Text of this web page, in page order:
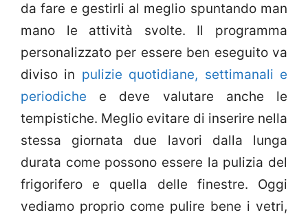
da fare e gestirli al meglio spuntando man
mano le attività svolte. Il programma
personalizzato per essere ben eseguito va
diviso in pulizie quotidiane, settimanali e
periodiche e deve valutare anche le
tempistiche. Meglio evitare di inserire nella
stessa giornata due lavori dalla lunga
durata come possono essere la pulizia del
frigorifero e quella delle finestre. Oggi
vediamo proprio come pulire bene i vetri,